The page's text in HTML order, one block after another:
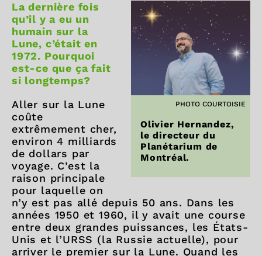
PHOTO COURTOISIE
Olivier Hernandez,
le directeur du
Planétarium de
Montréal.
La dernière fois
qu’il y a eu un
humain sur la
Lune, c’était en
1972. Pourquoi
est-ce que ça fait
si longtemps?
Aller sur la Lune
coûte
extrêmement cher,
environ 4 milliards
de dollars par
voyage. C’est la
raison principale
pour laquelle on
n’y est pas allé depuis 50 ans. Dans les
années 1950 et 1960, il y avait une course
entre deux grandes puissances, les États-
Unis et l’URSS (la Russie actuelle), pour
arriver le premier sur la Lune. Quand les